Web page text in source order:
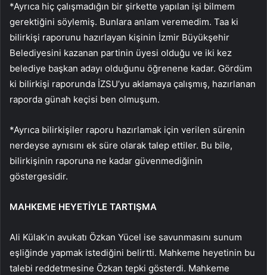
*Ayrıca hiç çalışmadığın bir şirkette yapılan işi bilmem
gerektiğini söylemiş. Bunlara anlam veremedim. Taa ki
bilirkişi raporunu hazırlayan kişinin İzmir Büyükşehir
Belediyesini kazanan partinin üyesi olduğu ve iki kez
belediye başkan adayı olduğunu öğrenene kadar. Gördüm
ki bilirkişi raporunda İZSU’yu aklamaya çalışmış, hazırlanan
raporda günah keçisi ben olmuşum.
*Ayrıca bilirkişiler raporu hazırlamak için verilen sürenin
nerdeyse aynısını ek süre olarak talep ettiler. Bu bile,
bilirkişinin raporuna ne kadar güvenmediğinin
göstergesidir.
MAHKEME HEYETİYLE TARTIŞMA
Ali Külak’ın avukatı Özkan Yücel ise savunmasını sunum
eşliğinde yapmak istediğini belirtti. Mahkeme heyetinin bu
talebi reddetmesine Özkan tepki gösterdi. Mahkeme